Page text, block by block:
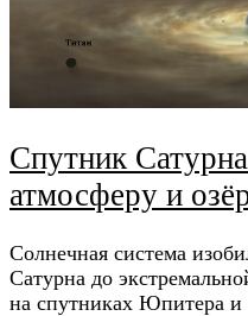
Спутник
атмосферу и
Солнечная система
Сатурна до
на спутниках Юпитера